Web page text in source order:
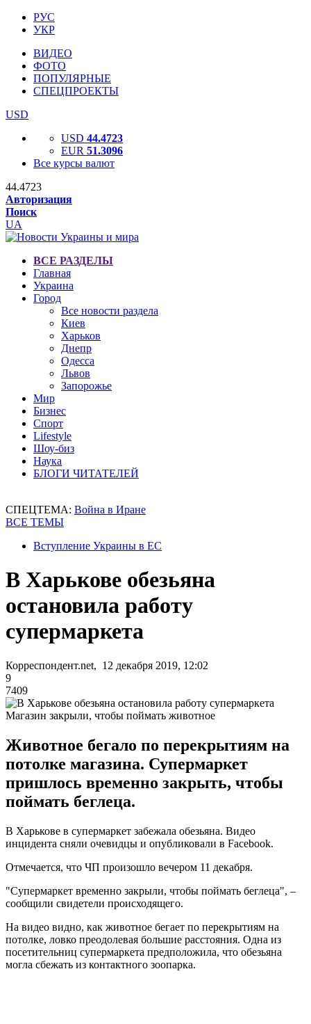
РУС
УКР
ВИДЕО
ФОТО
ПОПУЛЯРНЫЕ
СПЕЦПРОЕКТЫ
USD
USD 44.4723
EUR 51.3096
Все курсы валют
44.4723
Авторизация
Поиск
UA
ВСЕ РАЗДЕЛЫ
Главная
Украина
Город
Все новости раздела
Киев
Харьков
Днепр
Одесса
Львов
Запорожье
Мир
Бизнес
Спорт
Lifestyle
Шоу-биз
Наука
БЛОГИ ЧИТАТЕЛЕЙ
СПЕЦТЕМА: Война в Иране
ВСЕ ТЕМЫ
Вступление Украины в ЕС
В Харькове обезьяна
остановила работу
супермаркета
Корреспондент.net, 12 декабря 2019, 12:02
9
7409
Магазин закрыли, чтобы поймать животное
Животное бегало по перекрытиям на
потолке магазина. Супермаркет
пришлось временно закрыть, чтобы
поймать беглеца.
В Харькове в супермаркет забежала обезьяна. Видео
инцидента сняли очевидцы и опубликовали в Facebook.
Отмечается, что ЧП произошло вечером 11 декабря.
"Супермаркет временно закрыли, чтобы поймать беглеца", –
сообщили свидетели происходящего.
На видео видно, как животное бегает по перекрытиям на
потолке, ловко преодолевая большие расстояния. Одна из
посетительниц супермаркета предположила, что обезьяна
могла сбежать из контактного зоопарка.